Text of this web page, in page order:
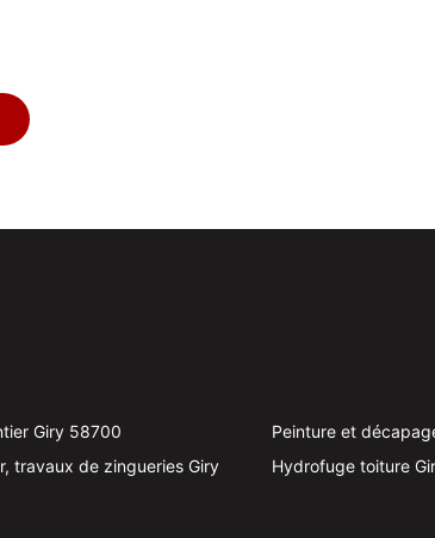
Giry 58700
travaux de zingueries Giry
Peinture et
Hydrofuge toiture